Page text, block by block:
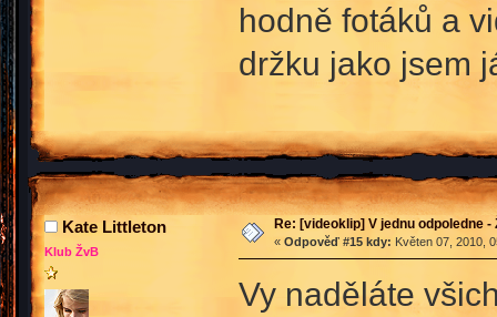
hodně fotáků a
držku jako jsem
Kate Littleton
Klub ŽvB
Re: [videoklip] V jednu odpoledne
« Odpověď #15 kdy: Květen 07, 2010,
Vy naděláte